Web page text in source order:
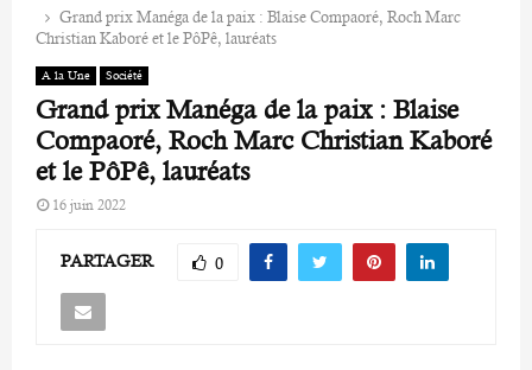
Grand prix Manéga de la paix : Blaise Compaoré, Roch Marc
Christian Kaboré et le PôPê, lauréats
A la Une Société
Grand prix Manéga de la paix : Blaise
Compaoré, Roch Marc Christian Kaboré
et le PôPê, lauréats
16 juin 2022
PARTAGER 0